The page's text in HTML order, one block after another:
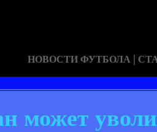
НОВОСТИ ФУТБОЛА |
может